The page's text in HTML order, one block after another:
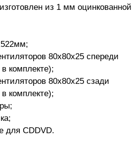
из 1 мм оцинкованной
80x80x25 спереди
комплекте);
80x80x25 сзади
комплекте);
для CDDVD.